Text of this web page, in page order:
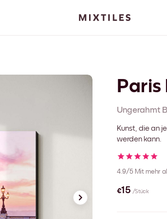
Paris
Ungerahmt
Kunst, die an
werden kann.
4.9/5 Mit mehr
€15 /Stück